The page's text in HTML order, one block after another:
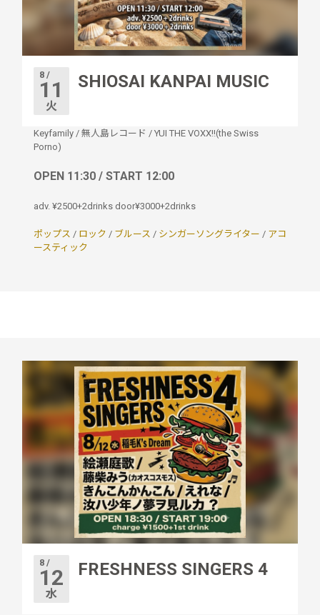
8 /
11
火
SHIOSAI KANPAI MUSIC
Keyfamily / 無人島レコード / YUI THE VOXX!!(the Swiss
Porno)
OPEN 11:30 / START 12:00
adv. ¥2500+2drinks door¥3000+2drinks
ポップス / ロック / ブルース / シンガーソングライター / アコ
ースティック
8 /
12
水
FRESHNESS SINGERS 4